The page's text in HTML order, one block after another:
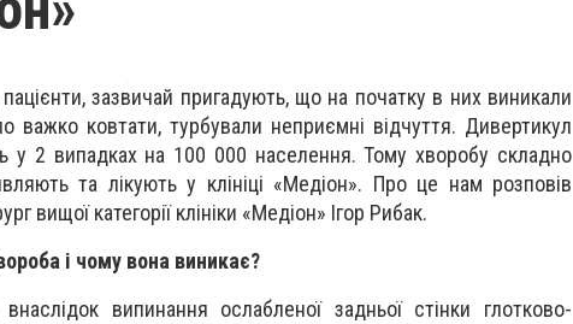
зазвичай пригадують, що на початку в них виникали
важко ковтати, турбували неприємні відчуття. Дивертикул
у 2 випадках на 100 000 населення. Тому хворобу складно
та лікують у клініці «Медіон». Про це нам розповів
вищої категорії клініки «Медіон» Ігор Рибак.
і чому вона виникає?
випинання ослабленої задньої стінки глотково-